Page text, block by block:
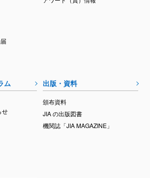
ム
せ
出版・資料
頒布資料
JIA の出版図書
機関誌「JIA MAGAZINE」